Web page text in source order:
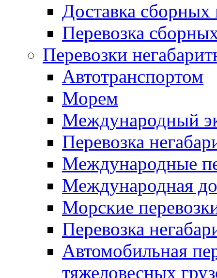
Доставка сборных
Перевозка
Перевозки
Автотранспортом
Морем
Международный
Перевозка
Международные
Международная
Морские
Перевозка
Автомобильная
тяжеловесных